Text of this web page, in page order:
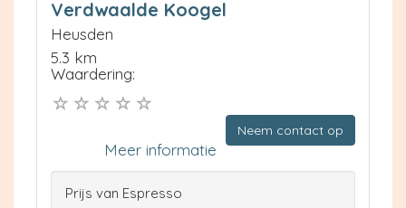
Verdwaalde Koogel
Heusden
5.3 km
Waardering:
Neem contact op
Meer informatie
Prijs van Espresso